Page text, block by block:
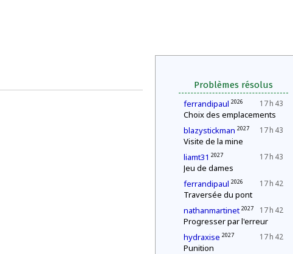
Problèmes résolus
17 h 43
ferrandipaul 2026
Choix des emplacements
17 h 43
blazystickman 2027
Visite de la mine
17 h 43
liamt31 2027
Jeu de dames
17 h 42
ferrandipaul 2026
Traversée du pont
17 h 42
nathanmartinet 2027
Progresser par l'erreur
17 h 42
hydraxise 2027
Punition